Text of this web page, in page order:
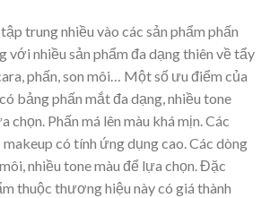
trung nhiều vào các sản phẩm phấn
với nhiều sản phẩm đa dạng thiên về tẩy
phấn, son môi… Một số ưu điểm của
bảng phấn mắt đa dạng, nhiều tone
chọn. Phấn má lên màu khá mịn. Các
có tính ứng dụng cao. Các dòng
nhiều tone màu để lựa chọn. Đặc
thuộc thương hiệu này có giá thành